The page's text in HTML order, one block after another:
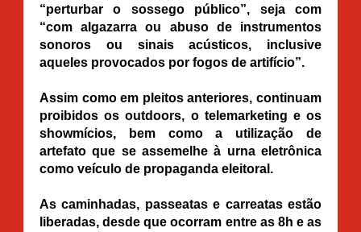
“perturbar o sossego público”, seja com
“com algazarra ou abuso de instrumentos
sonoros ou sinais acústicos, inclusive
aqueles provocados por fogos de artifício”.
Assim como em pleitos anteriores, continuam
proibidos os outdoors, o telemarketing e os
showmícios, bem como a utilização de
artefato que se assemelhe à urna eletrônica
como veículo de propaganda eleitoral.
As caminhadas, passeatas e carreatas estão
liberadas, desde que ocorram entre as 8h e as